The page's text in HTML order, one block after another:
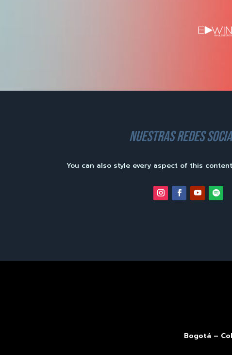
nuestras redes
You can also style every aspect of this
Bogotá –